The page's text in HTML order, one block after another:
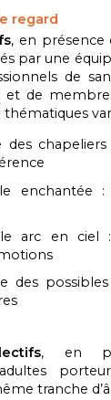
regard
, en présence
par une
de
et de
des
enchantée :
arc en ciel
des
, en
adultes
tranche